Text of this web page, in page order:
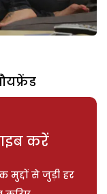
करें
मुद्दों से जुड़ी हर